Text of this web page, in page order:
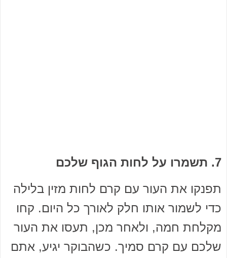
7. תשמרו על לחות הגוף שלכם
תפנקו את העור עם קרם לחות מזין בלילה
כדי לשמור אותו חלק לאורך כל היום. קחו
מקלחת חמה, ולאחר מכן, תעסו את העור
שלכם עם קרם סמיך. כשהבוקר יגיע, אתם